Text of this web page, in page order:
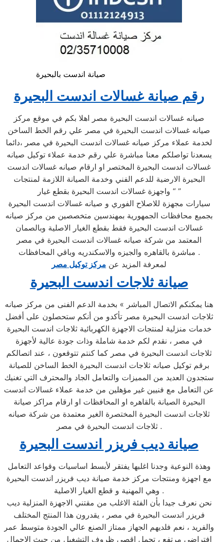
صيانة اندست بالبحيرة
رقم صيانة غسالات اندست البحيرة
صيانه غسالات اندست البحيرة مصر اهلا بكم في موقع مركز
صيانه غسالات اندست البحيرة في مصر علي رقم الخط الساخن
لخدمة عملاء مركز صيانه غسالات اندست البحيرة في مصر ،دائما
يسعدنا تواصلكم معنا مباشرة علي رقم خدمة عملاء توكيل صيانه
غسالات اندست البحيرة المختصر او ارقام صيانه غسالات اندست
البحيرة الارضية للدعم الفني وخدمة الصيانة اللازمة لمنتجات
واجهزة غسالات اندست البحيرة بقطع غيار “ ”
سيارات مجهزة للاصلاح الفوري و صيانه غسالات اندست البحيرة
بجميع محافظات الجمهورية بمهندسين متخصصين من مركز صيانه
غسالات اندست البحيرة فقط بقطع الغيار الاصلية وبالصمان
المعتمد من شركة صيانه غسالات اندست البحيرة في مصر
مباشرة بالقاهره والجيزه والاسكندريه وباقي المحافظات .
لمعرفة المزيد عن مركز توكيل مصر
صيانة ثلاجات اندست البحيرة
هنا يمكنكم الاتصال المباشر » بخدمة الدعم الفنى من مركز صيانه
ثلاجات اندست البحيرة مصر تأكدو من أنكم ستحصلون على أفضل
خدمات منزلية لمنتجات الاجهزة الكهربائية ثلاجات اندست البحيرة
في مصر ، نقدم لكم خدمة شاملة وذات جودة عالية لأجهزة
ثلاجات اندست البحيرة في مصر كما كنتم تتوقعون ، عند اتصالكم
برقم توكيل صيانه ثلاجات اندست البحيرة الخط الساخن للصيانة
ستجدون العديد من المميزات والتعامل الجاد والمحترف التي تغنيك
عن التعامل مع فنيين غير مؤهلين من خدمة عملاء غسالات اندست
البحيرة الصيانة بالقاهره او المحافظات او ارقام مراكز صيانة
ثلاجات اندست البحيرة المختصرة الغير معتمدة من شركة صيانه
ثلاجات اندست البحيرة في مصر .
صيانة ديب فريزر اندست البحيرة
وهذة النوعية وجدنا اغلبها يفتقر لأبسط اساسيات وقواعد التعامل
مع اجهزة ومنتجات مركز خدمة صيانة ديب فريزر اندست البحيرة
وهي المهنية و قطع الغيار الاصلية .
نحن نعرف جيدا بأن الفئة الاغلب من مقتني الاجهزة المنزلية ديب
فريزر اندست البحيرة في مصر ، يقدرون هذا المنتج المختلف
والفريد ، نعم فلديهم الجهاز ممتاز الصنع عالي الجودة متوسط عمر
افتراضي مرتفع ، تحمل اقصي ظروف التشغيل من حيث الاحمال